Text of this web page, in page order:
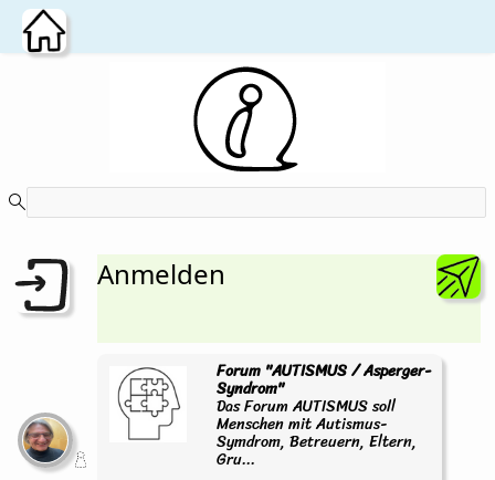
Zum Hauptinhalt wechseln
Anmelden
Forum "AUTISMUS / Asperger-
Syndrom"
Das Forum AUTISMUS soll
Menschen mit Autismus-
Symdrom, Betreuern, Eltern,
Gru...